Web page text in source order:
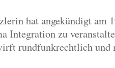
hat angekündigt am
Integration zu
rundfunkrechtlich und